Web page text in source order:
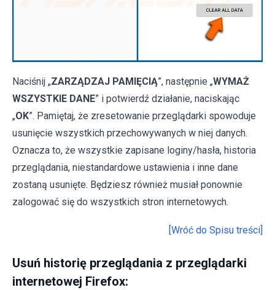
Naciśnij „ZARZĄDZAJ PAMIĘCIĄ”, następnie „WYMAŻ
WSZYSTKIE DANE” i potwierdź działanie, naciskając
„OK”. Pamiętaj, że zresetowanie przeglądarki spowoduje
usunięcie wszystkich przechowywanych w niej danych.
Oznacza to, że wszystkie zapisane loginy/hasła, historia
przeglądania, niestandardowe ustawienia i inne dane
zostaną usunięte. Będziesz również musiał ponownie
zalogować się do wszystkich stron internetowych.
[Wróć do Spisu treści]
Usuń historię przeglądania z przeglądarki
internetowej Firefox: